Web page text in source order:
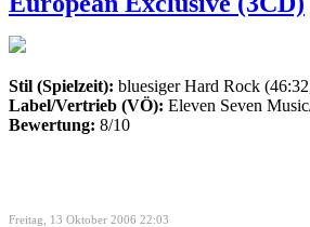
Stil (Spielzeit): bluesiger Hard Rock
Label/Vertrieb (VÖ): Eleven Seven
Bewertung: 8/10
Freitag, 13 Oktober 2006 22:03